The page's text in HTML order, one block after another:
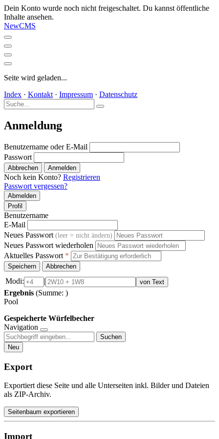
Dein Konto wurde noch nicht freigeschaltet. Du kannst öffentliche
Inhalte ansehen.
NewCMS
Seite wird geladen...
Index · Kontakt · Impressum · Datenschutz
Anmeldung
Benutzername oder E-Mail
Passwort
Abbrechen Anmelden
Noch kein Konto? Registrieren
Passwort vergessen?
Abmelden
Profil
Benutzername
E-Mail
Neues Passwort (leer = nicht ändern)
Neues Passwort wiederholen
Aktuelles Passwort *
Speichern Abbrechen
Modi: | von Text
Ergebnis (Summe: )
Pool
Gespeicherte Würfelbecher
Navigation
Suchen
Neu
Export
Exportiert diese Seite und alle Unterseiten inkl. Bilder und Dateien
als ZIP-Archiv.
Seitenbaum exportieren
Import